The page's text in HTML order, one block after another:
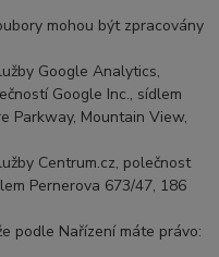
mohou být zpracovány
Google Analytics,
Google Inc., sídlem
Parkway, Mountain View,
Centrum.cz, polečnost
Pernerova 673/47, 186
podle Nařízení máte právo: